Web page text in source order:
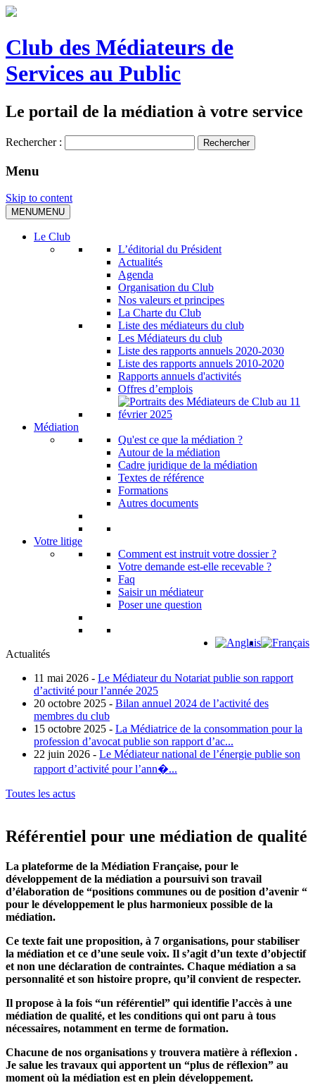
Club des Médiateurs de
Services au Public
Le portail de la médiation à votre service
Rechercher :
Menu
Skip to content
MENUMENU
Le Club
L’éditorial du Président
Actualités
Agenda
Organisation du Club
Nos valeurs et principes
La Charte du Club
Liste des médiateurs du club
Les Médiateurs du club
Liste des rapports annuels 2020-2030
Liste des rapports annuels 2010-2020
Rapports annuels d'activités
Offres d’emplois
Médiation
Qu'est ce que la médiation ?
Autour de la médiation
Cadre juridique de la médiation
Textes de référence
Formations
Autres documents
Votre litige
Comment est instruit votre dossier ?
Votre demande est-elle recevable ?
Faq
Saisir un médiateur
Poser une question
Actualités
11 mai 2026 - Le Médiateur du Notariat publie son rapport
d’activité pour l’année 2025
20 octobre 2025 - Bilan annuel 2024 de l’activité des
membres du club
15 octobre 2025 - La Médiatrice de la consommation pour la
profession d’avocat publie son rapport d’ac...
22 juin 2026 - Le Médiateur national de l’énergie publie son
rapport d’activité pour l’ann�...
Toutes les actus
Référentiel pour une médiation de qualité
La plateforme de la Médiation Française, pour le
développement de la médiation a poursuivi son travail
d’élaboration de “positions communes ou de position d’avenir “
pour le développement le plus harmonieux possible de la
médiation.
Ce texte fait une proposition, à 7 organisations, pour stabiliser
la médiation et ce d’une seule voix. Il s’agit d’un texte d’objectif
et non une déclaration de contraintes. Chaque médiation a sa
personnalité et son histoire propre, qu’il convient de respecter.
Il propose à la fois “un référentiel” qui identifie l’accès à une
médiation de qualité, et les conditions qui ont paru à tous
nécessaires, notamment en terme de formation.
Chacune de nos organisations y trouvera matière à réflexion .
Je salue les travaux qui apportent un “plus de réflexion” au
moment où la médiation est en plein développement.